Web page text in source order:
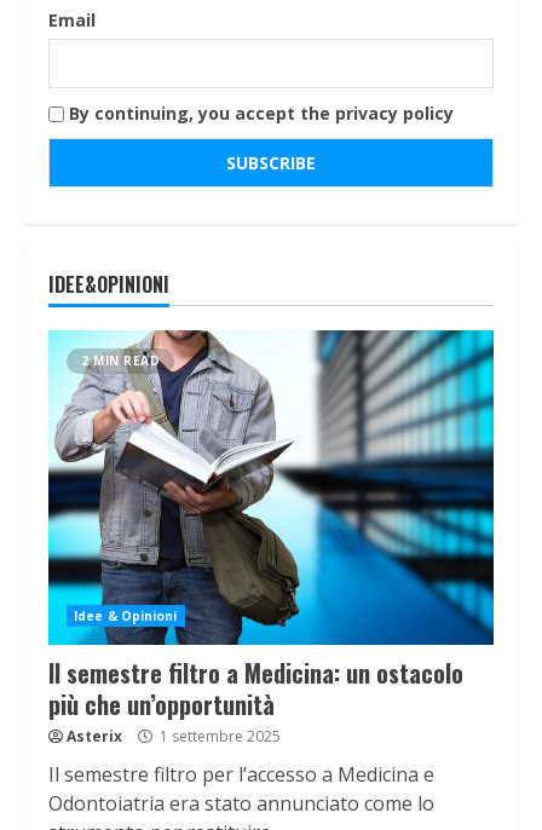
Email
By continuing, you accept the privacy policy
IDEE&OPINIONI
2 MIN READ
Idee & Opinioni
Il semestre filtro a Medicina: un ostacolo
più che un’opportunità
Asterix 1 settembre 2025
Il semestre filtro per l’accesso a Medicina e
Odontoiatria era stato annunciato come lo